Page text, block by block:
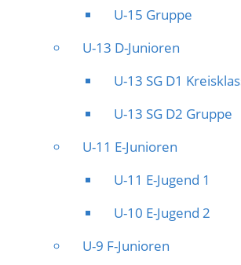
U-15 Gruppe
U-13 D-Junioren
U-13 SG D1
U-13 SG D2 Gruppe
U-11 E-Junioren
U-11 E-Jugend 1
U-10 E-Jugend 2
U-9 F-Junioren